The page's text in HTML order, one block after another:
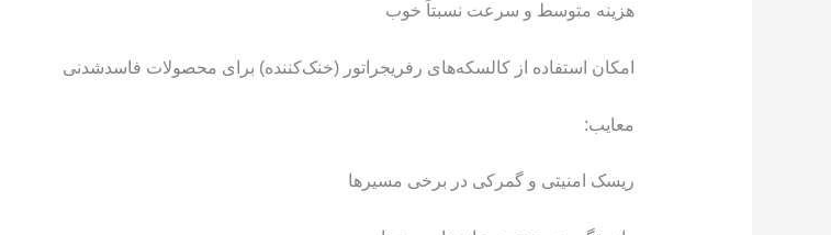
هزینه متوسط و سرعت نسبتاً خوب
امکان استفاده از کالسکه‌های رفریجراتور (خنک‌کننده) برای محصولات فاسدشدنی
معایب:
ریسک امنیتی و گمرکی در برخی مسیرها